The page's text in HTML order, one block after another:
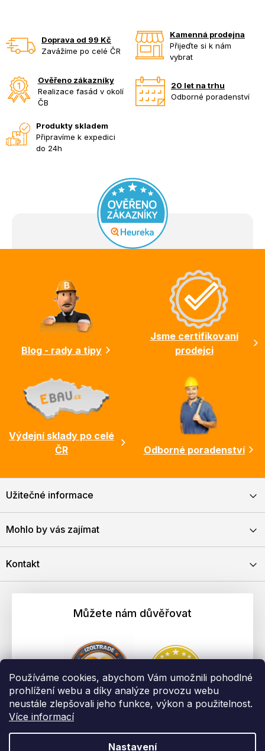
Používáme cookies, abychom Vám umožnili pohodlné
prohlížení webu a díky analýze provozu webu
neustále zlepšovali jeho funkce, výkon a použitelnost.
Více informací
Nastavení
Doprava od 99 Kč
Zavážíme po celé ČR
Kamenná prodejna
Přijeďte si k nám
vybrat
Ověřeno zákazníky
Realizace fasád v okolí
ČB
20 let na trhu
Odborné poradenství
Produkty skladem
Připravíme k expedici
do 24h
Blog - rady a tipy
Jsme certifikovaní
prodejci
Výdejní sklady po celé
ČR
Odborné poradenství
Užitečné informace
Mohlo by vás zajímat
Kontakt
Můžete nám důvěřovat